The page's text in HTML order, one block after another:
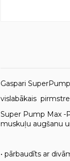
Gaspari
vislabākais
Super Pump Max -
muskuļu augšanu
• pārbaudīts ar